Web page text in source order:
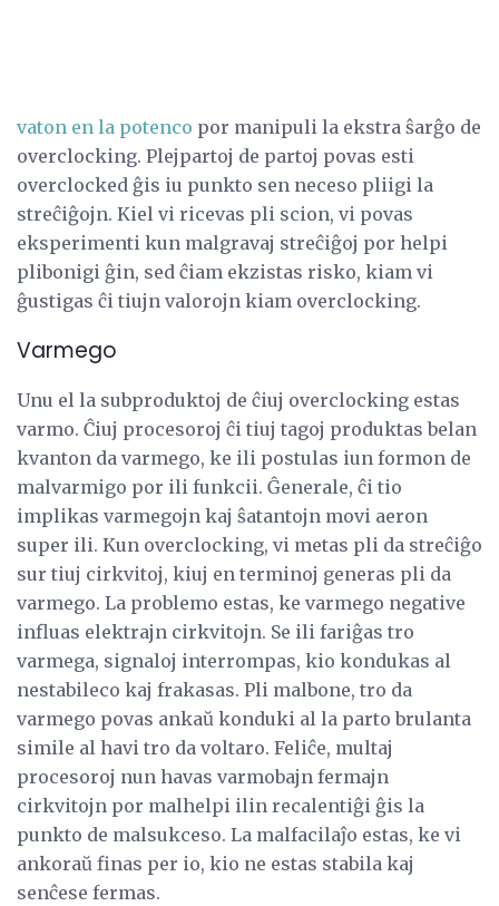
vaton en la potenco por manipuli la ekstra ŝarĝo de
overclocking. Plejpartoj de partoj povas esti
overclocked ĝis iu punkto sen neceso pliigi la
streĉiĝojn. Kiel vi ricevas pli scion, vi povas
eksperimenti kun malgravaj streĉiĝoj por helpi
plibonigi ĝin, sed ĉiam ekzistas risko, kiam vi
ĝustigas ĉi tiujn valorojn kiam overclocking.
Varmego
Unu el la subproduktoj de ĉiuj overclocking estas
varmo. Ĉiuj procesoroj ĉi tiuj tagoj produktas belan
kvanton da varmego, ke ili postulas iun formon de
malvarmigo por ili funkcii. Ĝenerale, ĉi tio
implikas varmegojn kaj ŝatantojn movi aeron
super ili. Kun overclocking, vi metas pli da streĉiĝo
sur tiuj cirkvitoj, kiuj en terminoj generas pli da
varmego. La problemo estas, ke varmego negative
influas elektrajn cirkvitojn. Se ili fariĝas tro
varmega, signaloj interrompas, kio kondukas al
nestabileco kaj frakasas. Pli malbone, tro da
varmego povas ankaŭ konduki al la parto brulanta
simile al havi tro da voltaro. Feliĉe, multaj
procesoroj nun havas varmobajn fermajn
cirkvitojn por malhelpi ilin recalentiĝi ĝis la
punkto de malsukceso. La malfacilaĵo estas, ke vi
ankoraŭ finas per io, kio ne estas stabila kaj
senĉese fermas.